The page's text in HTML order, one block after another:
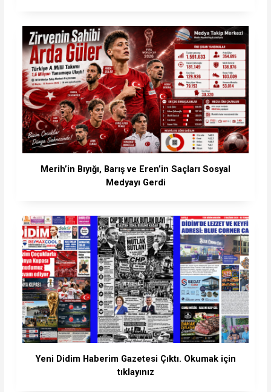
Merih’in Bıyığı, Barış ve Eren’in Saçları Sosyal
Medyayı Gerdi
Yeni Didim Haberim Gazetesi Çıktı. Okumak için
tıklayınız